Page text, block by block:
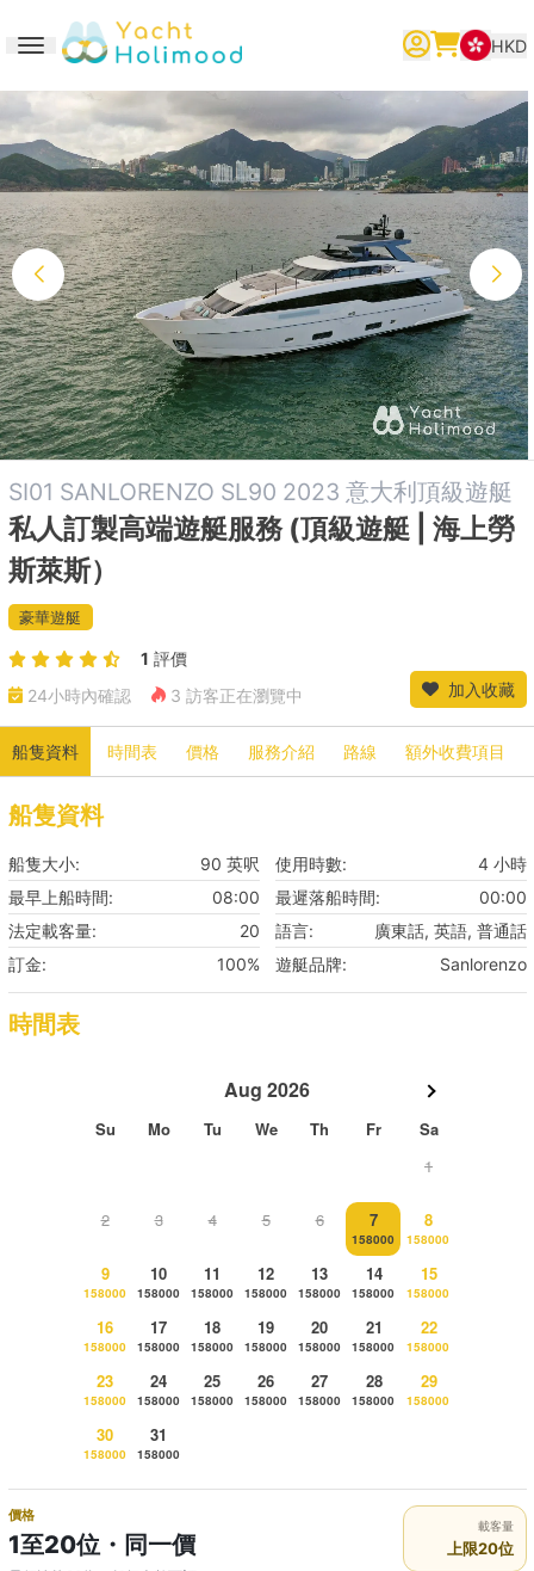
Toggle navigation
繁體中文 English 简体中文
HKD
SI01 SANLORENZO SL90 2023 意大利頂級遊艇
私人訂製高端遊艇服務 (頂級遊艇 | 海上勞
斯萊斯）
豪華遊艇
1 評價
24小時內確認
3 訪客正在瀏覽中 加入收藏
船隻資料 時間表 價格 服務介紹 路線 額外收費項目
船隻資料
船隻大小: 90 英呎 使用時數:
4 小時
最早上船時間:
08:00 最遲落船時間:
00:00
法定載客量:
20 語言:
廣東話, 英語, 普通話
訂金:
100% 遊艇品牌: Sanlorenzo
時間表
Aug 2026
Su Mo Tu We Th Fr
Sa
1
2 3 4 5 6 7
158000
8
158000
9
158000
10
158000
11
158000
12
158000
13
158000
14
158000
15
158000
16
158000
17
158000
18
158000
19
158000
20
158000
21
158000
22
158000
23
158000
24
158000
25
158000
26
158000
27
158000
28
158000
29
158000
30
158000
31
158000
價格
1至20位・同一價
載客量
上限20位